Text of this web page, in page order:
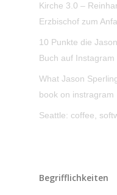
Kirche 3.0 –
Erzbischof zum
10 Punkte die
Buch auf
What Jason
book on instragram
Seattle: coffee,
Begrifflichkeiten